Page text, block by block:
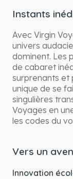
Instants
Avec Virgin
univers
dominent. Les
de cabaret
surprenants et
unique de se
singulières
Voyages en
les codes du
Vers un
Innovation